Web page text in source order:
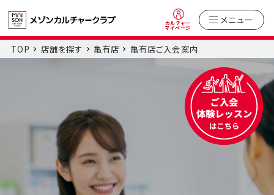
カルチャー
マイページ
メニュー
TOP 店舗を探す 亀有店 亀有店ご入会案内